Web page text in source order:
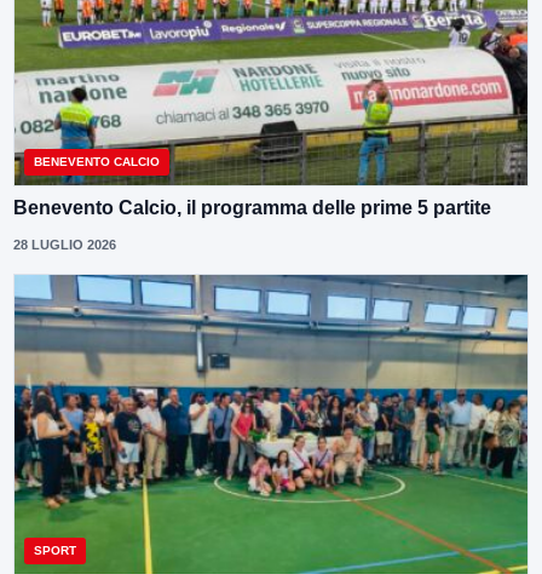
BENEVENTO CALCIO
Benevento Calcio, il programma delle prime 5 partite
28 LUGLIO 2026
SPORT